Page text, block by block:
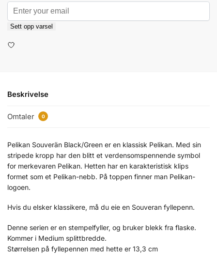
Sett opp varsel
Beskrivelse
Omtaler 0
Pelikan Souverän Black/Green er en klassisk Pelikan. Med sin
stripede kropp har den blitt et verdensomspennende symbol
for merkevaren Pelikan. Hetten har en karakteristisk klips
formet som et Pelikan-nebb. På toppen finner man Pelikan-
logoen.
Hvis du elsker klassikere, må du eie en Souveran fyllepenn.
Denne serien er en stempelfyller, og bruker blekk fra flaske.
Kommer i Medium splittbredde.
Størrelsen på fyllepennen med hette er 13,3 cm